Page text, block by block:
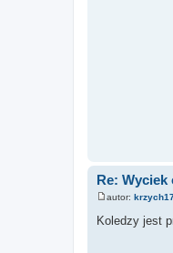
Re:
o
s
autor:
Koledzy jest